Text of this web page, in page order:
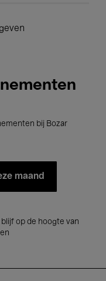
bij Bozar
maand
blijf op de hoogte van